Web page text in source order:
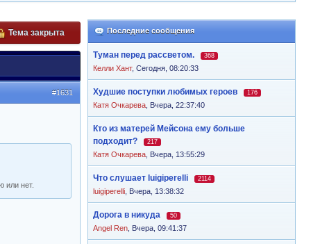
Последние сообщения
Туман перед рассветом. 368
Келли Хант, Сегодня, 08:20:33
Худшие поступки любимых героев 176
Катя Очкарева Вчера, 22:37:40
Кто из матерей Мейсона ему больше
подходит?
217
Катя Очкарева Вчера, 13:55:29
Что слушает luigiperelli 2114
luigiperelli Вчера, 13:38:32
Дорога в никуда 50
Angel Ren Вчера, 09:41:37
Тема закрыта
#1631
или нет.